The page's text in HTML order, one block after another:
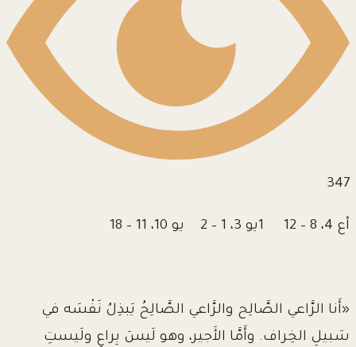
347
أع 4، 8 – 12 1يو 3، 1 – 2 يو 10، 11 – 18
«أَنا الرَّاعي الصَّالِح والرَّاعي الصَّالِحُ يَبذِلُ نَفْسَه في
سَبيلِ الخِراف. وأَمَّا الأَجير، وهو لَيسَ بِراعٍ ولَيستِ